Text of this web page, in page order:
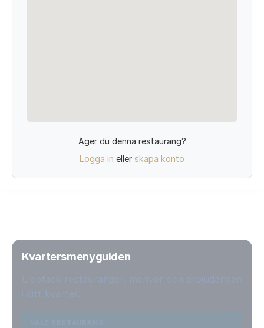
Äger du denna restaurang?
Logga in eller skapa konto
Kvartersmenyguiden